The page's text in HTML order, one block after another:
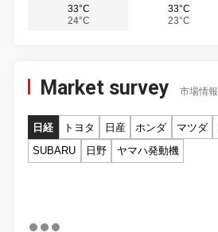
33°C
24°C
33°C
23°C
Market survey 市場情報
日経 トヨタ 日産 ホンダ マツダ
SUBARU
日野 ヤマハ発動機